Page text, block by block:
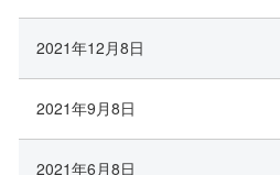
2021年12月8日
2021年9月8日
2021年6月8日